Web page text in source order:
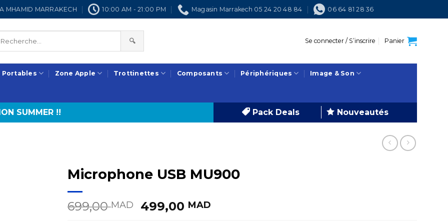
MHAMID MARRAKECH 10:00 AM - 21:00 PM Magasin Marrakech 05 24 20 48 84 06 64 81 28 36
🔍 Se connecter / S’inscrire Panier
Portables Zone Apple Trottinettes Composants Périphériques Image & Son
SUMMER !! Pack Deals Nouveautés
Microphone USB MU900
699,00MAD
Le
499,00 MAD